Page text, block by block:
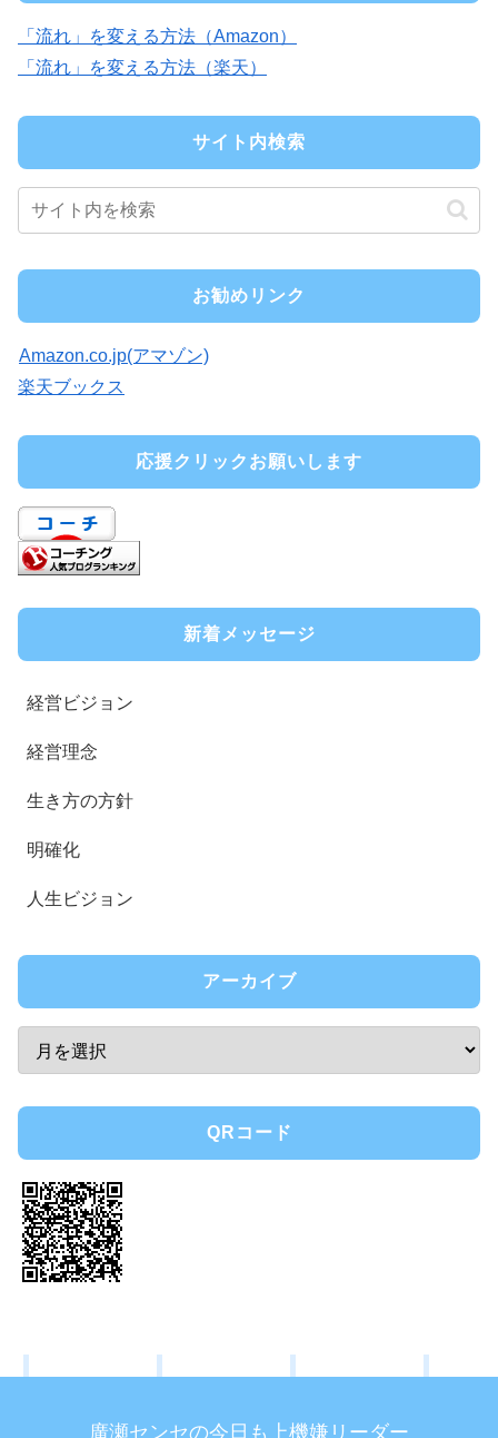
「流れ」を変える方法（Amazon）
「流れ」を変える方法（楽天）
サイト内検索
お勧めリンク
Amazon.co.jp(アマゾン)
楽天ブックス
応援クリックお願いします
新着メッセージ
経営ビジョン
経営理念
生き方の方針
明確化
人生ビジョン
アーカイブ
QRコード
廣瀬センセの今日も上機嫌リーダー